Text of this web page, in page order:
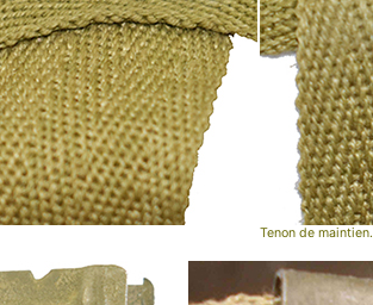
Tenon de maintien.